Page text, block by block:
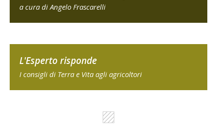
a cura di Angelo Frascarelli
L'Esperto risponde
I consigli di Terra e Vita agli agricoltori